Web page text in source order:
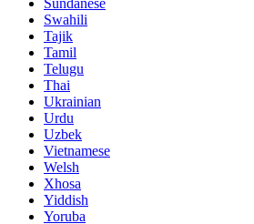
Swahili
Tajik
Tamil
Telugu
Thai
Ukrainian
Urdu
Uzbek
Vietnamese
Welsh
Xhosa
Yiddish
Yoruba